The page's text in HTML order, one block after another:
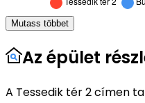
Mutass többet
Az épület
A Tessedik tér 2 címen